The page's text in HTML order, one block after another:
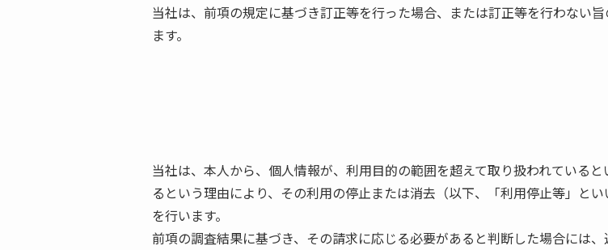
当社は、前項の規定に基づき訂正等を行った場合、または訂正等を行わない
ます。
当社は、本人から、個人情報が、利用目的の範囲を超えて取り扱われている
るという理由により、その利用の停止または消去（以下、「利用停止等」と
を行います。
前項の調査結果に基づき、その請求に応じる必要があると判断した場合には